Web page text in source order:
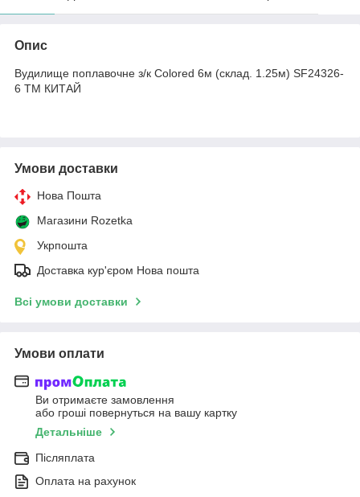
Опис
Вудилище поплавочне з/к Colored 6м (склад. 1.25м) SF24326-
6 ТМ КИТАЙ
Умови доставки
Нова Пошта
Магазини Rozetka
Укрпошта
Доставка кур'єром Нова пошта
Всі умови доставки
Умови оплати
Ви отримаєте замовлення
або гроші повернуться на вашу картку
Детальніше
Післяплата
Оплата на рахунок